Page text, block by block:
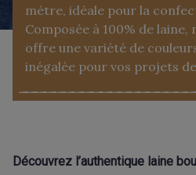
mètre, idéale pour la
Composée à 100% de
offre une variété de
inégalée pour vos projets
Découvrez l’authentique laine